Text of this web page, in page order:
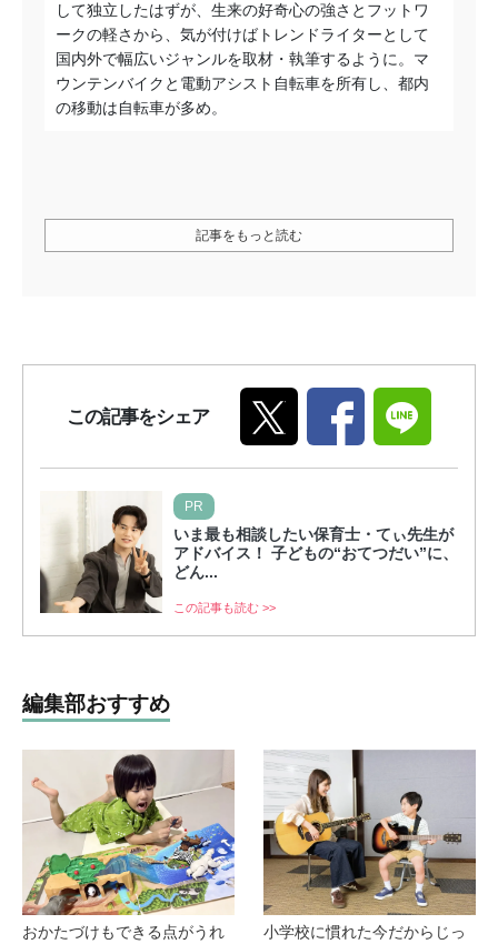
して独立したはずが、生来の好奇心の強さとフットワ
ークの軽さから、気が付けばトレンドライターとして
国内外で幅広いジャンルを取材・執筆するように。マ
ウンテンバイクと電動アシスト自転車を所有し、都内
の移動は自転車が多め。
記事をもっと読む
この記事をシェア
PR
いま最も相談したい保育士・てぃ先生が
アドバイス！ 子どもの“おてつだい”に、
どん...
この記事も読む >>
編集部おすすめ
おかたづけもできる点がうれ
小学校に慣れた今だからじっ